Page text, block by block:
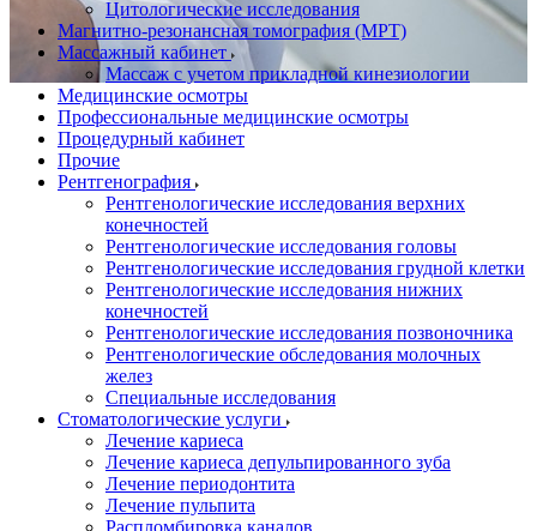
Цитологические исследования
Магнитно-резонансная томография (МРТ)
Массажный кабинет
Массаж с учетом прикладной кинезиологии
Медицинские осмотры
Профессиональные медицинские осмотры
Процедурный кабинет
Прочие
Рентгенография
Рентгенологические исследования верхних
конечностей
Рентгенологические исследования головы
Рентгенологические исследования грудной клетки
Рентгенологические исследования нижних
конечностей
Рентгенологические исследования позвоночника
Рентгенологические обследования молочных
желез
Специальные исследования
Стоматологические услуги
Лечение кариеса
Лечение кариеса депульпированного зуба
Лечение периодонтита
Лечение пульпита
Распломбировка каналов